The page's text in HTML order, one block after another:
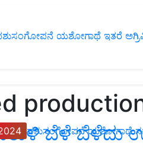
ಯಶೋಗಾಥೆ ಇತರೆ
ಪಶುಸಂಗೋಪನೆ ಯಶೋಗಾಥೆ
ಬೆಳೆ ಬೆಳೆದು